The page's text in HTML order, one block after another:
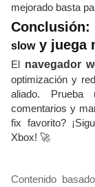
mejorado basta
Conclusión:
slowy juega
El navegador
optimización y
aliado.
comentarios y
fix favorito?
Xbox! 🚀
Contenido